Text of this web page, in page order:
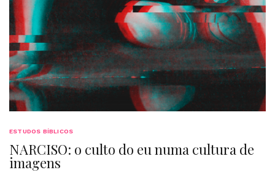
ESTUDOS BÍBLICOS
NARCISO: o culto do eu numa cultura de
imagens